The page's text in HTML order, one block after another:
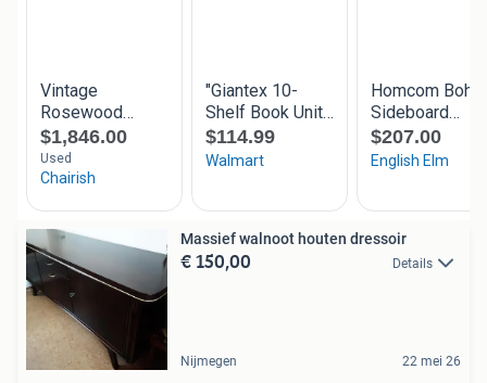
Massief walnoot houten dressoir
€ 150,00 Details
Nijmegen 22 mei 26